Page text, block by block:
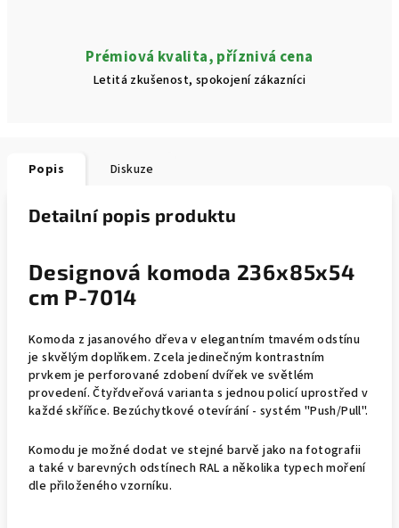
Prémiová kvalita, příznivá cena
Letitá zkušenost, spokojení zákazníci
Popis Diskuze
Detailní popis produktu
Designová komoda 236x85x54
cm P-7014
Komoda z jasanového dřeva v elegantním tmavém odstínu
je skvělým doplňkem. Zcela jedinečným kontrastním
prvkem je perforované zdobení dvířek ve světlém
provedení. Čtyřdveřová varianta s jednou policí uprostřed v
každé skříňce. Bezúchytkové otevírání - systém "Push/Pull".
Komodu je možné dodat ve stejné barvě jako na fotografii
a také v barevných odstínech RAL a několika typech moření
dle přiloženého vzorníku.